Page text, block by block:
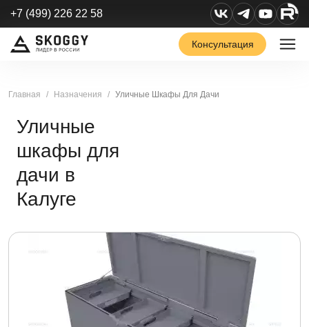
+7 (499) 226 22 58
Консультация
Главная Назначения Уличные Шкафы Для Дачи
Уличные
шкафы для
дачи в
Калуге